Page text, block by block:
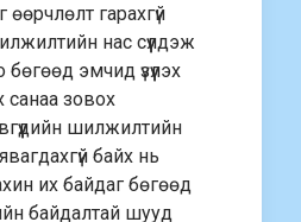
гарахгүй
нас сүүлдэж
эмчид үзүүлэх
санаа зовох
шилжилтийн
байх нь
их байдаг бөгөөд
байдалтай шууд